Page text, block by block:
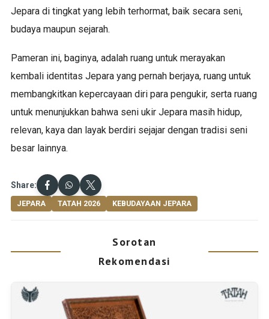
Jepara di tingkat yang lebih terhormat, baik secara seni,
budaya maupun sejarah.
Pameran ini, baginya, adalah ruang untuk merayakan
kembali identitas Jepara yang pernah berjaya, ruang untuk
membangkitkan kepercayaan diri para pengukir, serta ruang
untuk menunjukkan bahwa seni ukir Jepara masih hidup,
relevan, kaya dan layak berdiri sejajar dengan tradisi seni
besar lainnya.
Share:
JEPARA TATAH 2026 KEBUDAYAAN JEPARA
Sorotan
Rekomendasi